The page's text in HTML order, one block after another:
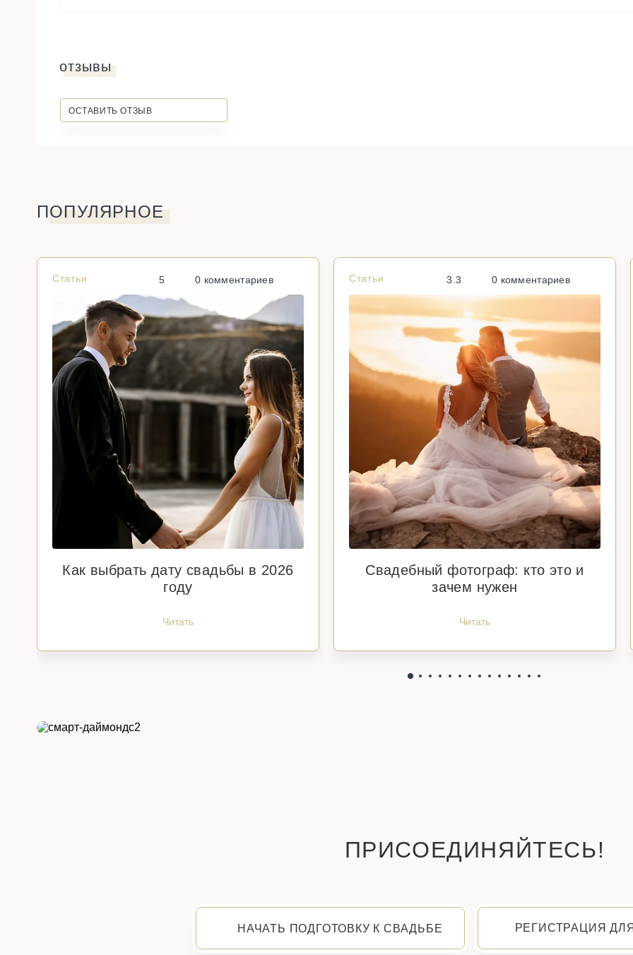
отзывы
ОСТАВИТЬ ОТЗЫВ
ПОПУЛЯРНОЕ
Статьи 5 0 комментариев
Как выбрать дату свадьбы в 2026
году
Читать
Статьи 3.3 0 комментариев
Свадебный фотограф: кто это и
зачем нужен
Читать
ПРИСОЕДИНЯЙТЕСЬ!
НАЧАТЬ ПОДГОТОВКУ К СВАДЬБЕ РЕГИСТРАЦИЯ